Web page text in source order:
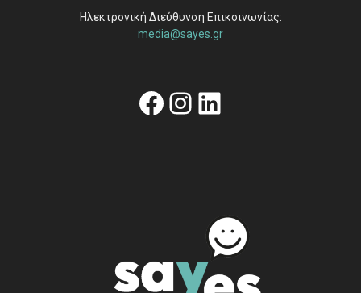
Ηλεκτρονική Διεύθυνση Επικοινωνίας:
media@sayes.gr
Facebook
Instagram
Linkedin